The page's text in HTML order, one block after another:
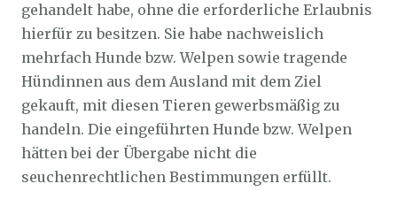
gehandelt habe, ohne die erforderliche Erlaubnis
hierfür zu besitzen. Sie habe nachweislich
mehrfach Hunde bzw. Welpen sowie tragende
Hündinnen aus dem Ausland mit dem Ziel
gekauft, mit diesen Tieren gewerbsmäßig zu
handeln. Die eingeführten Hunde bzw. Welpen
hätten bei der Übergabe nicht die
seuchenrechtlichen Bestimmungen erfüllt.